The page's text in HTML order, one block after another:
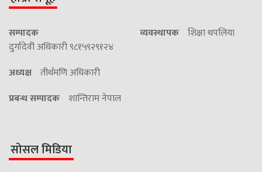
सम्पादक
दुर्गादेवी अधिकारी ९८१५९२९१२४
व्यवस्थापक शिक्षा थपलिया
अध्यक्ष तीर्थमणि अधिकारी
प्रबन्ध सम्पादक शान्तिराम नेपाल
सोसल मिडिया